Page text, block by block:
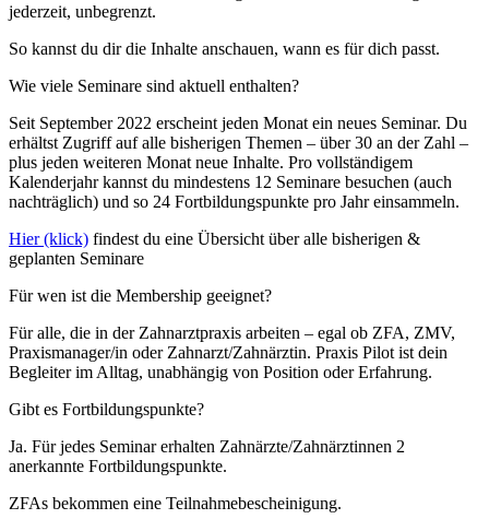
jederzeit, unbegrenzt.
So kannst du dir die Inhalte anschauen, wann es für dich passt.
Wie viele Seminare sind aktuell enthalten?
Seit September 2022 erscheint jeden Monat ein neues Seminar. Du
erhältst Zugriff auf alle bisherigen Themen – über 30 an der Zahl –
plus jeden weiteren Monat neue Inhalte. Pro vollständigem
Kalenderjahr kannst du mindestens 12 Seminare besuchen (auch
nachträglich) und so 24 Fortbildungspunkte pro Jahr einsammeln.
Hier (klick) findest du eine Übersicht über alle bisherigen &
geplanten Seminare
Für wen ist die Membership geeignet?
Für alle, die in der Zahnarztpraxis arbeiten – egal ob ZFA, ZMV,
Praxismanager/in oder Zahnarzt/Zahnärztin. Praxis Pilot ist dein
Begleiter im Alltag, unabhängig von Position oder Erfahrung.
Gibt es Fortbildungspunkte?
Ja. Für jedes Seminar erhalten Zahnärzte/Zahnärztinnen 2
anerkannte Fortbildungspunkte.
ZFAs bekommen eine Teilnahmebescheinigung.